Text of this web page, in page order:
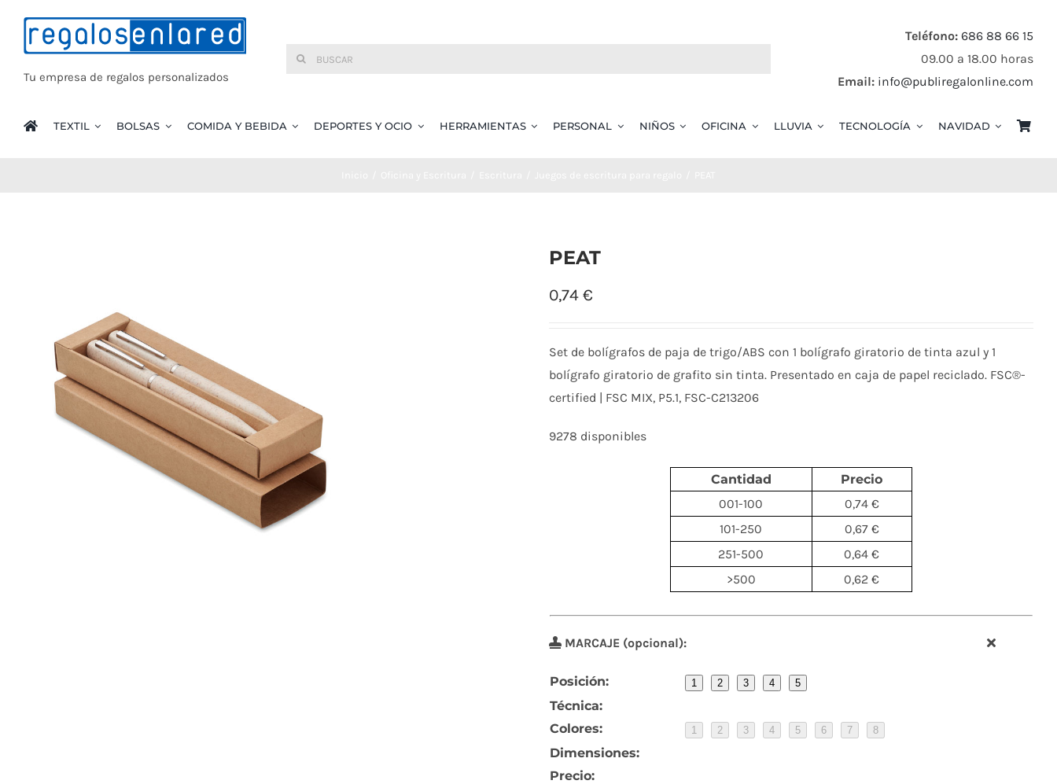
contenido
Tu empresa de regalos personalizados
Buscar:
Teléfono: 686 88 66 15
09.00 a 18.00 horas
Email: info@publiregalonline.com
TEXTIL BOLSAS COMIDA Y BEBIDA DEPORTES Y OCIO HERRAMIENTAS PERSONAL NIÑOS OFICINA LLUVIA TECNOLOGÍA NAVIDAD
PEAT
0,74 €
Set de bolígrafos de paja de trigo/ABS con 1 bolígrafo giratorio de tinta azul y 1
bolígrafo giratorio de grafito sin tinta. Presentado en caja de papel reciclado. FSC®-
certified | FSC MIX, P5.1, FSC-C213206
9278 disponibles
Cantidad
Precio
001-100
0,74 €
101-250
0,67 €
251-500
0,64 €
>500
0,62 €
MARCAJE (opcional):
Posición: 1 2 3 4 5
Técnica:
Colores:
1 2 3 4 5 6 7 8
Dimensiones:
Precio: